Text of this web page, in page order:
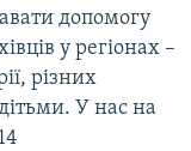
допомогу
у регіонах –
різних
У нас на